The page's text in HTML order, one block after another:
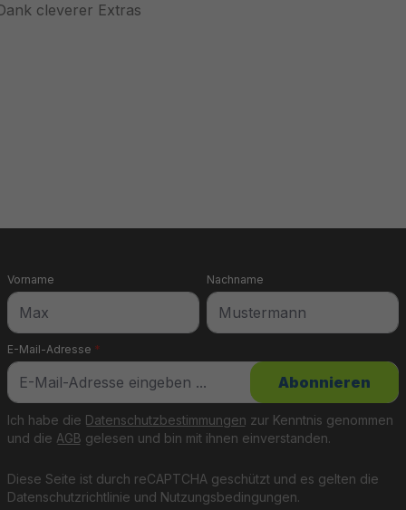
cleverer Extras
E-Mail-Adresse *
Vorname Nachname
Diese Seite ist durch reCAPTCHA geschützt und es gelten die
Datenschutzrichtlinie und Nutzungsbedingungen.
Ich habe die Datenschutzbestimmungen zur Kenntnis genommen
und die AGB gelesen und bin mit ihnen einverstanden.
Abonnieren